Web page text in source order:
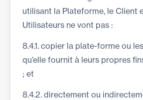
utilisant la Plateforme, le Client
Utilisateurs ne vont pas :
8.4.1. copier la plate-forme ou
qu’elle fournit à leurs propres
; et
8.4.2. directement ou